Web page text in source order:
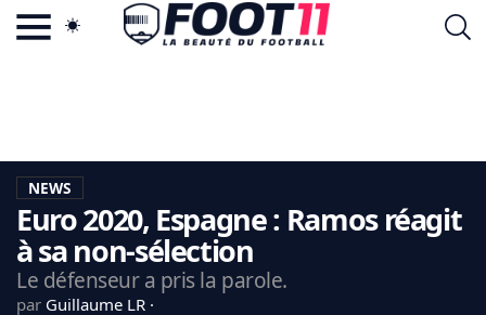
LA CHARTE
VIE PRIVÉE
CGU
CONTACTEZ-NOUS
NEWS
Euro 2020, Espagne : Ramos réagit
à sa non-sélection
Le défenseur a pris la parole.
par Guillaume LR